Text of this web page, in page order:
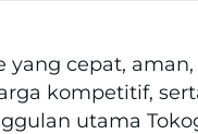
cepat, aman,
kompetitif,
utama